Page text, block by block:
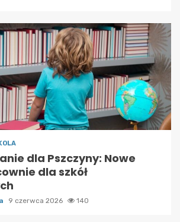
dla Pszczyny: Nowe
dla szkół
9 czerwca 2026 140